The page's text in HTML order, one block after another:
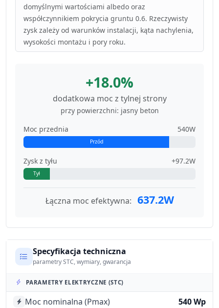
domyślnymi wartościami albedo oraz
współczynnikiem pokrycia gruntu 0.6. Rzeczywisty
zysk zależy od warunków instalacji, kąta nachylenia,
wysokości montażu i pory roku.
+18.0%
dodatkowa moc z tylnej strony
przy powierzchni: jasny beton
Moc przednia
540W
Przód
Zysk z tyłu +97.2W
Tył
Łączna moc efektywna: 637.2W
Specyfikacja techniczna
parametry STC, wymiary, gwarancja
PARAMETRY ELEKTRYCZNE (STC)
Moc nominalna (Pmax)
540 Wp